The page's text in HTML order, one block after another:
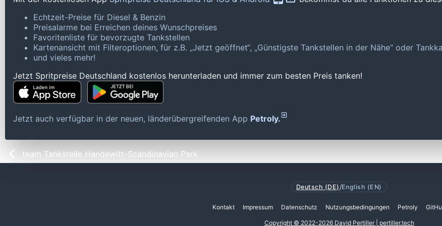
Echtzeit-Preise für Diesel & Benzin
Preisalarme bei Erreichen deines Wunschpreises
Favoritenliste für bevorzugte Tankstellen
Kartenansicht mit Filteroptionen, für z.B. „Jetzt geöffnet“, „Günstigste Tankstellen in der Nähe“ oder
und vieles mehr!
Jetzt Spritpreise Deutschland kostenlos herunterladen und immer zum besten Preis tanken!
Jetzt auch verfügbar in der neuen, länderübergreifenden App Petroly.
team Tankstelle Handewitt-Scandinavian Park
Deutsch (DE) /English (EN)
Kontakt Impressum Datenschutz Nutzungsbedingungen Petroly
Copyright © 2022-2026 David Pertiller | pertiller.tech